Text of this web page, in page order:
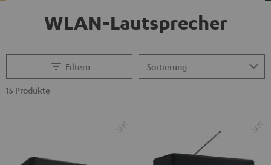
WLAN-Lautsprecher
Filtern
15 Produkte